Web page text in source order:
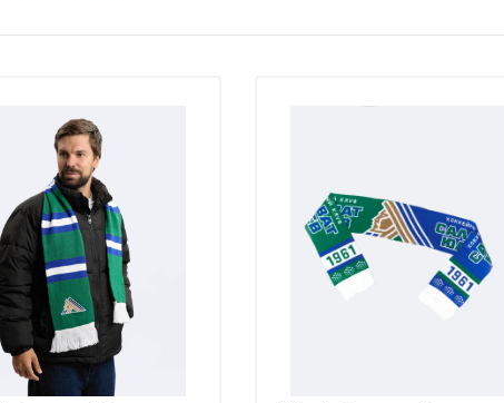
Авангард
Адмирал
Амур
Барыс
Салават Юлаев
Сибирь
КХЛ